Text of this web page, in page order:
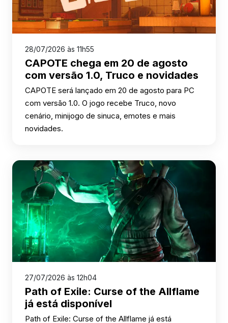
28/07/2026 às 11h55
CAPOTE chega em 20 de agosto
com versão 1.0, Truco e novidades
CAPOTE será lançado em 20 de agosto para PC
com versão 1.0. O jogo recebe Truco, novo
cenário, minijogo de sinuca, emotes e mais
novidades.
27/07/2026 às 12h04
Path of Exile: Curse of the Allflame
já está disponível
Path of Exile: Curse of the Allflame já está